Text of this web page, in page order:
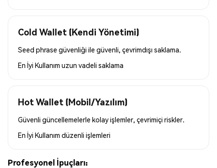
Cold Wallet (Kendi Yönetimi)
Seed phrase güvenliği ile güvenli, çevrimdışı saklama.
En İyi Kullanım uzun vadeli saklama
Hot Wallet (Mobil/Yazılım)
Güvenli güncellemelerle kolay işlemler, çevrimiçi riskler.
En İyi Kullanım düzenli işlemleri
Profesyonel İpuçları: